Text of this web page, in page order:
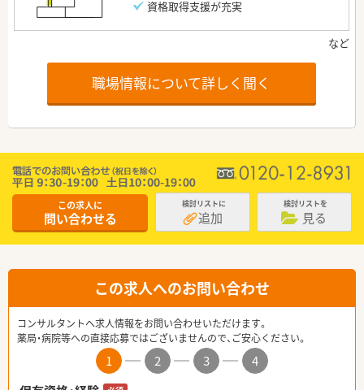
資格取得支援が充実
職場情報について詳しく聞く
この求人に
問い合わせる
検討リストに
追加
検討リストを
見る
この求人へのお問い合わせ
コンサルタントへ求人情報をお問い合わせいただけます。
薬局・病院等への直接応募ではございませんので、ご安心ください。
1 2 3
4